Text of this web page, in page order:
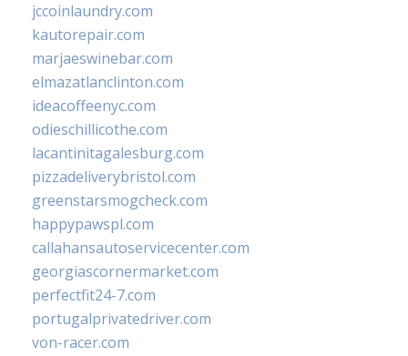
jccoinlaundry.com
kautorepair.com
marjaeswinebar.com
elmazatlanclinton.com
ideacoffeenyc.com
odieschillicothe.com
lacantinitagalesburg.com
pizzadeliverybristol.com
greenstarsmogcheck.com
happypawspl.com
callahansautoservicecenter.com
georgiascornermarket.com
perfectfit24-7.com
portugalprivatedriver.com
von-racer.com